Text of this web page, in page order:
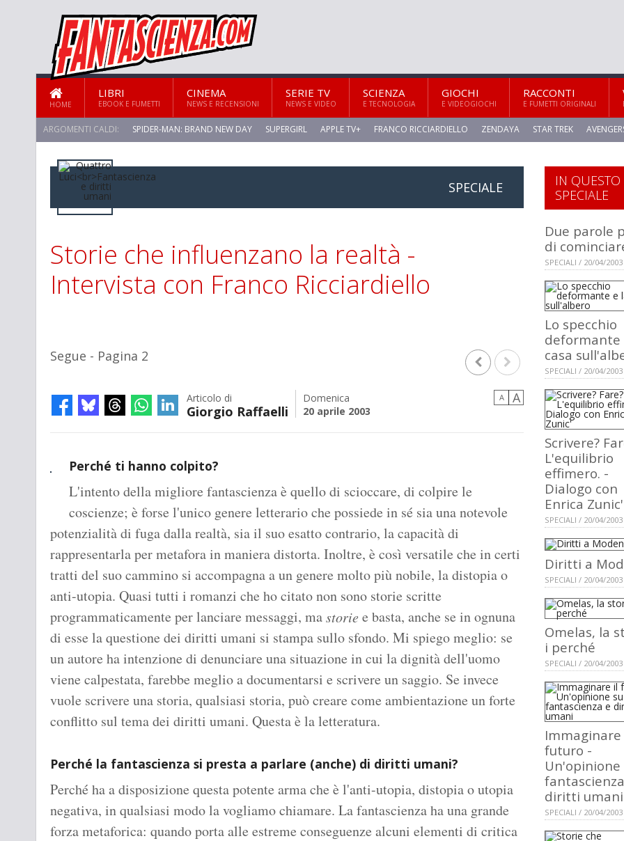
HOME
LIBRI
EBOOK E FUMETTI
CINEMA
NEWS E RECENSIONI
SERIE TV
NEWS E VIDEO
SCIENZA
E TECNOLOGIA
GIOCHI
E VIDEOGIOCHI
RACCONTI
E FUMETTI ORIGINALI
ARGOMENTI CALDI: SPIDER-MAN: BRAND NEW DAY SUPERGIRL APPLE TV+ FRANCO RICCIARDIELLO ZENDAYA STAR TREK
SPECIALE
Storie che influenzano la realtà -
Intervista con Franco Ricciardiello
Segue - Pagina 2
Articolo di
Giorgio Raffaelli
Domenica
20 aprile 2003
A A
Perché ti hanno colpito?
L'intento della migliore fantascienza è quello di scioccare, di colpire le
coscienze; è forse l'unico genere letterario che possiede in sé sia una notevole
potenzialità di fuga dalla realtà, sia il suo esatto contrario, la capacità di
rappresentarla per metafora in maniera distorta. Inoltre, è così versatile che in certi
tratti del suo cammino si accompagna a un genere molto più nobile, la distopia o
anti-utopia. Quasi tutti i romanzi che ho citato non sono storie scritte
programmaticamente per lanciare messaggi, mastorie e basta, anche se in ognuna
di esse la questione dei diritti umani si stampa sullo sfondo. Mi spiego meglio: se
un autore ha intenzione di denunciare una situazione in cui la dignità dell'uomo
viene calpestata, farebbe meglio a documentarsi e scrivere un saggio. Se invece
vuole scrivere una storia, qualsiasi storia, può creare come ambientazione un forte
conflitto sul tema dei diritti umani. Questa è la letteratura.
Perché la fantascienza si presta a parlare (anche) di diritti umani?
Perché ha a disposizione questa potente arma che è l'anti-utopia, distopia o utopia
negativa, in qualsiasi modo la vogliamo chiamare. La fantascienza ha una grande
forza metaforica: quando porta alle estreme conseguenze alcuni elementi di critica
IN QUESTO
SPECIALE
Due parole
di
SPECIALI / 20/04/2003
Lo specchio
deformante
casa
SPECIALI / 20/04/2003
Scrivere?
L'equilibrio
effimero. -
Dialogo con
Enrica Zunic'
SPECIALI / 20/04/2003
Diritti a
SPECIALI / 20/04/2003
Omelas, la
i perché
SPECIALI / 20/04/2003
Immaginare
futuro -
Un'opinione
diritti umani
SPECIALI / 20/04/2003